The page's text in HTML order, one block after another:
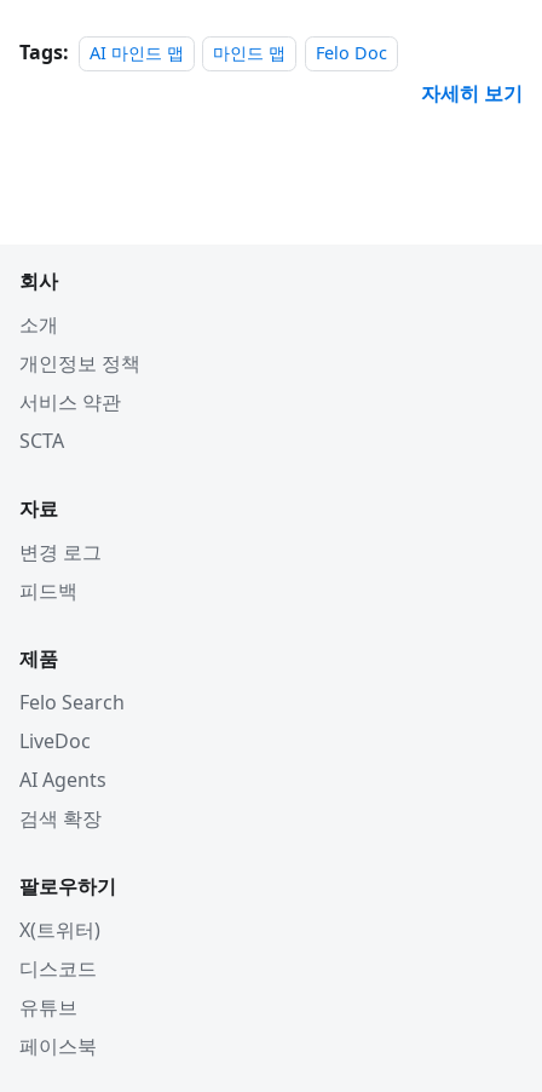
Tags: AI 마인드 맵 마인드 맵 Felo Doc
자세히 보기
회사
소개
개인정보 정책
서비스 약관
SCTA
자료
변경 로그
피드백
제품
Felo Search
LiveDoc
AI Agents
검색 확장
팔로우하기
X(트위터)
디스코드
유튜브
페이스북